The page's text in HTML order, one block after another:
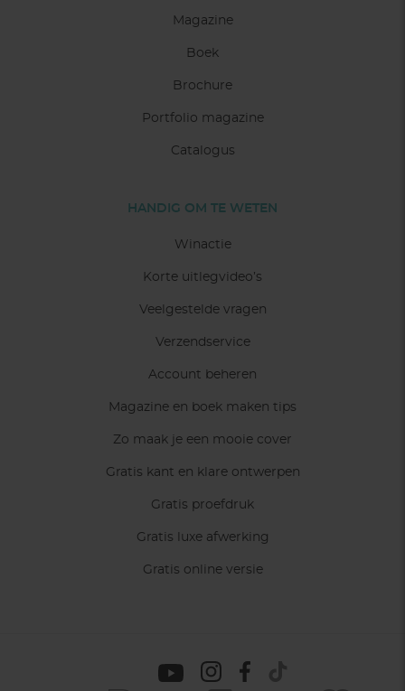
Magazine
Boek
Brochure
Portfolio magazine
Catalogus
HANDIG OM TE WETEN
Winactie
Korte uitlegvideo’s
Veelgestelde vragen
Verzendservice
Account beheren
Magazine en boek maken tips
Zo maak je een mooie cover
Gratis kant en klare ontwerpen
Gratis proefdruk
Gratis luxe afwerking
Gratis online versie